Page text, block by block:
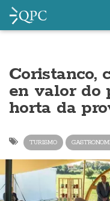
Coristanco,
en valor do
horta da
TURISMO